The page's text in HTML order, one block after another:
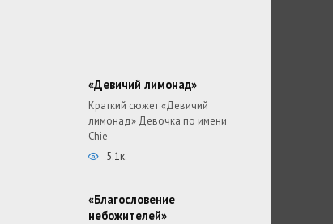
«Девичий лимонад»
Краткий сюжет «Девичий
лимонад» Девочка по имени
Chie
5.1к.
«Благословение
небожителей»